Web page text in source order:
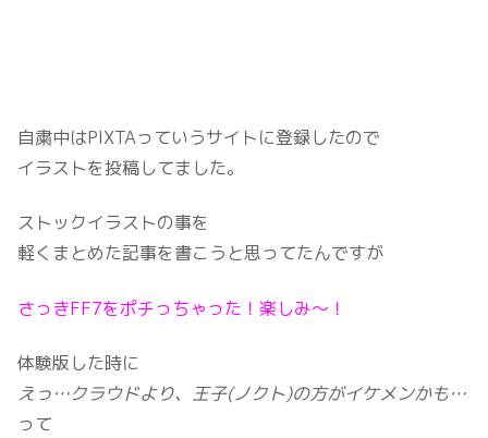
自粛中はPIXTAっていうサイトに登録したので
イラストを投稿してました。
ストックイラストの事を
軽くまとめた記事を書こうと思ってたんですが
さっきFF7をポチっちゃった！楽しみ～！
体験版した時に
えっ…クラウドより、王子(ノクト)の方がイケメンかも…
って